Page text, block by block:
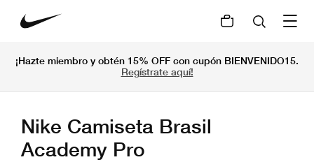
¡Hazte miembro y obtén 15% OFF con cupón BIENVENIDO15.
Regístrate aquí!
Nike Camiseta Brasil
Academy Pro